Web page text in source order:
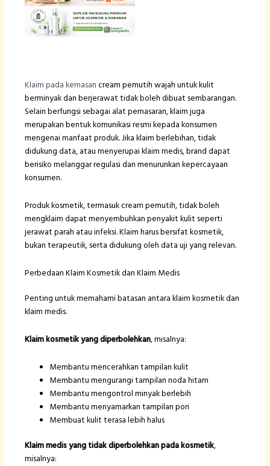
Klaim pada kemasancream pemutih wajah untuk kulit
berminyak dan berjerawat tidak boleh dibuat sembarangan.
Selain berfungsi sebagai alat pemasaran, klaim juga
merupakan bentuk komunikasi resmi kepada konsumen
mengenai manfaat produk. Jika klaim berlebihan, tidak
didukung data, atau menyerupai klaim medis, brand dapat
berisiko melanggar regulasi dan menurunkan kepercayaan
konsumen.
Produk kosmetik, termasuk cream pemutih, tidak boleh
mengklaim dapat menyembuhkan penyakit kulit seperti
jerawat parah atau infeksi. Klaim harus bersifat kosmetik,
bukan terapeutik, serta didukung oleh data uji yang relevan.
Perbedaan Klaim Kosmetik dan Klaim Medis
Penting untuk memahami batasan antara klaim kosmetik dan
klaim medis.
Klaim kosmetik yang diperbolehkan, misalnya:
Membantu mencerahkan tampilan kulit
Membantu mengurangi tampilan noda hitam
Membantu mengontrol minyak berlebih
Membantu menyamarkan tampilan pori
Membuat kulit terasa lebih halus
Klaim medis yang tidak diperbolehkan pada kosmetik,
misalnya: